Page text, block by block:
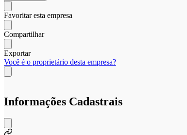
Favoritar esta empresa
Compartilhar
Exportar
Você é o proprietário desta empresa?
Informações Cadastrais